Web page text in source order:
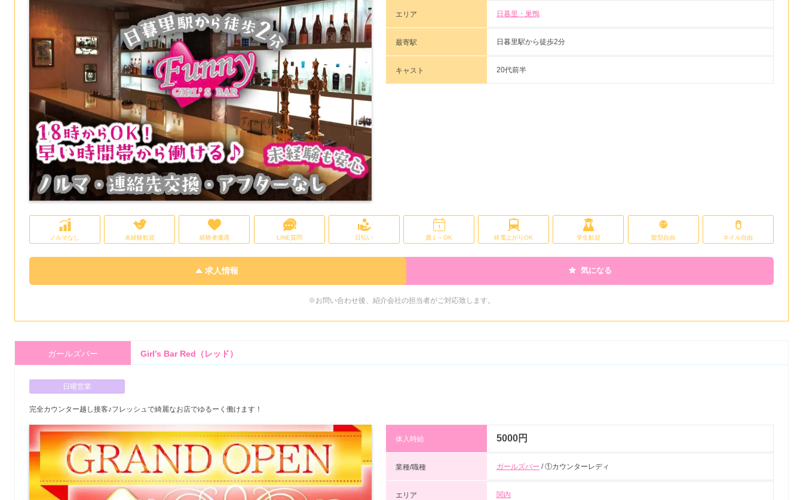
エリア 日暮里・巣鴨
最寄駅 日暮里駅から徒歩2分
キャスト 20代前半
ノルマなし 未経験歓迎 経験者優遇 LINE質問 日払い 週１～OK 終電上がりOK 学生歓迎 髪型自由 ネイル自由
求人情報 気になる
※お問い合わせ後、紹介会社の担当者がご対応致します。
ガールズバー Girl’s Bar Red（レッド）
日曜営業
完全カウンター越し接客♪フレッシュで綺麗なお店でゆるーく働けます！
体入時給 5000円
業種/職種 ガールズバー / ①カウンターレディ
エリア 関内